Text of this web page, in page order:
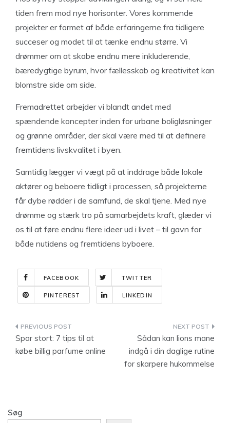
tiden frem mod nye horisonter. Vores kommende
projekter er formet af både erfaringerne fra tidligere
succeser og modet til at tænke endnu større. Vi
drømmer om at skabe endnu mere inkluderende,
bæredygtige byrum, hvor fællesskab og kreativitet kan
blomstre side om side.
Fremadrettet arbejder vi blandt andet med
spændende koncepter inden for urbane boligløsninger
og grønne områder, der skal være med til at definere
fremtidens livskvalitet i byen.
Samtidig lægger vi vægt på at inddrage både lokale
aktører og beboere tidligt i processen, så projekterne
får dybe rødder i de samfund, de skal tjene. Med nye
drømme og stærk tro på samarbejdets kraft, glæder vi
os til at føre endnu flere ideer ud i livet – til gavn for
både nutidens og fremtidens byboere.
FACEBOOK TWITTER
PINTEREST LINKEDIN
Indlægsnavigation
Spar stort: 7 tips til at
købe billig parfume online
Sådan kan lions mane
indgå i din daglige rutine
for skarpere hukommelse
Søg